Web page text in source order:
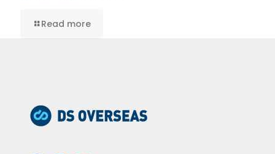
Read more